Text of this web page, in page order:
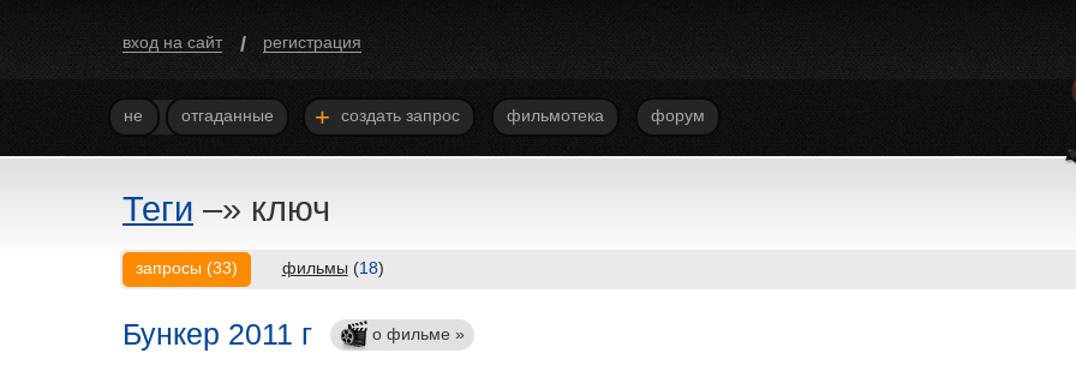
вход на сайт / регистрация
не отгаданные + создать запрос фильмотека форум
Теги –» ключ
запросы (33) фильмы (18)
Бункер 2011 г о фильме »